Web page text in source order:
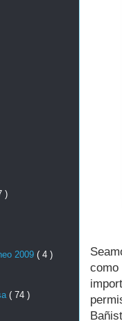
)
2009 ( 4 )
( 74 )